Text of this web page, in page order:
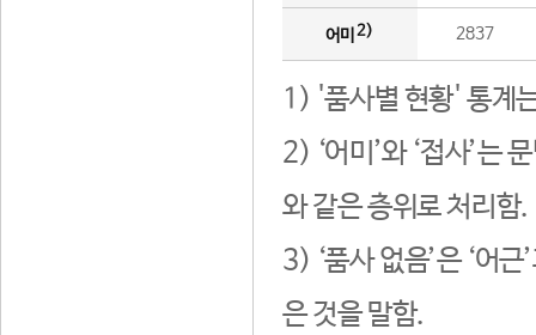
어미 2) 2837
1) '품사별 현황' 통계
2) ‘어미’와 ‘접사’는
와 같은 층위로 처리함.
3) ‘품사 없음’은 ‘어
은 것을 말함.